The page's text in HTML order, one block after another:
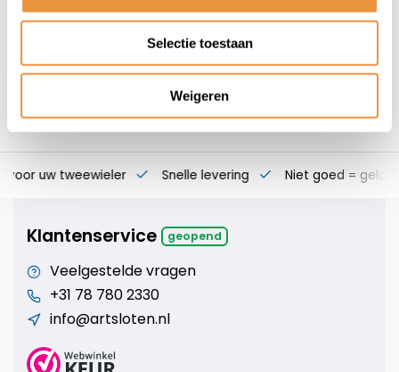
Selectie toestaan
Weigeren
voor uw tweewieler Snelle levering Niet goed = geld
Klantenservice geopend
Veelgestelde vragen
+31 78 780 2330
info@artsloten.nl